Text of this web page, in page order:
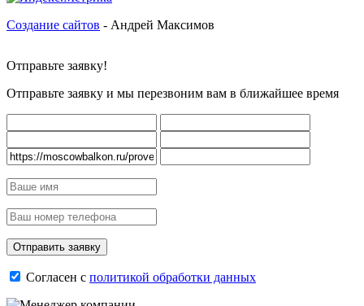
Создание сайтов - Андрей Максимов
Отправьте заявку!
Отправьте заявку и мы перезвоним вам в ближайшее время
Согласен с политикой обработки данных